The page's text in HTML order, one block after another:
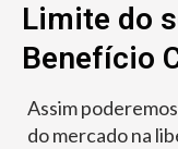
Limite do
Benefício
Assim
do mercado na